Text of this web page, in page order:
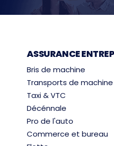
ASSURANCE
Bris de machine
Transports de machine
Taxi & VTC
Décénnale
Pro de l'auto
Commerce et bureau